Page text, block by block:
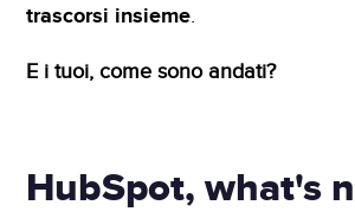
trascorsi insieme.
E i tuoi, come sono andati?
HubSpot, what's